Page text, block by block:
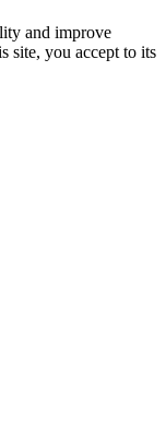
and improve
site, you accept to its